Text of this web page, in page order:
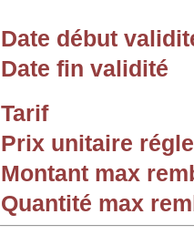
Date début
Date fin validité
Tarif
Prix unitaire
Montant max
Quantité max